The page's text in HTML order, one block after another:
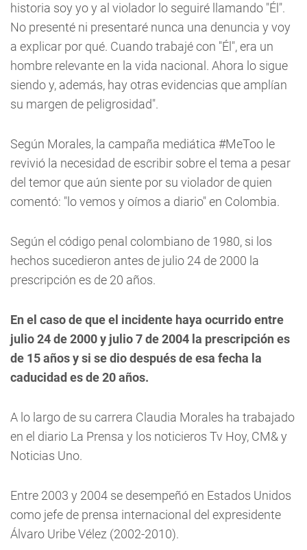
historia soy yo y al violador lo seguiré llamando "Él".
No presenté ni presentaré nunca una denuncia y voy
a explicar por qué. Cuando trabajé con "Él", era un
hombre relevante en la vida nacional. Ahora lo sigue
siendo y, además, hay otras evidencias que amplían
su margen de peligrosidad".
Según Morales, la campaña mediática #MeToo le
revivió la necesidad de escribir sobre el tema a pesar
del temor que aún siente por su violador de quien
comentó: "lo vemos y oímos a diario" en Colombia.
Según el código penal colombiano de 1980, si los
hechos sucedieron antes de julio 24 de 2000 la
prescripción es de 20 años.
En el caso de que el incidente haya ocurrido entre
julio 24 de 2000 y julio 7 de 2004 la prescripción es
de 15 años y si se dio después de esa fecha la
caducidad es de 20 años.
A lo largo de su carrera Claudia Morales ha trabajado
en el diario La Prensa y los noticieros Tv Hoy, CM& y
Noticias Uno.
Entre 2003 y 2004 se desempeñó en Estados Unidos
como jefe de prensa internacional del expresidente
Álvaro Uribe Vélez (2002-2010).